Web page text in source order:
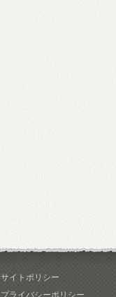
サイトポリシー
プライバシーポリシー